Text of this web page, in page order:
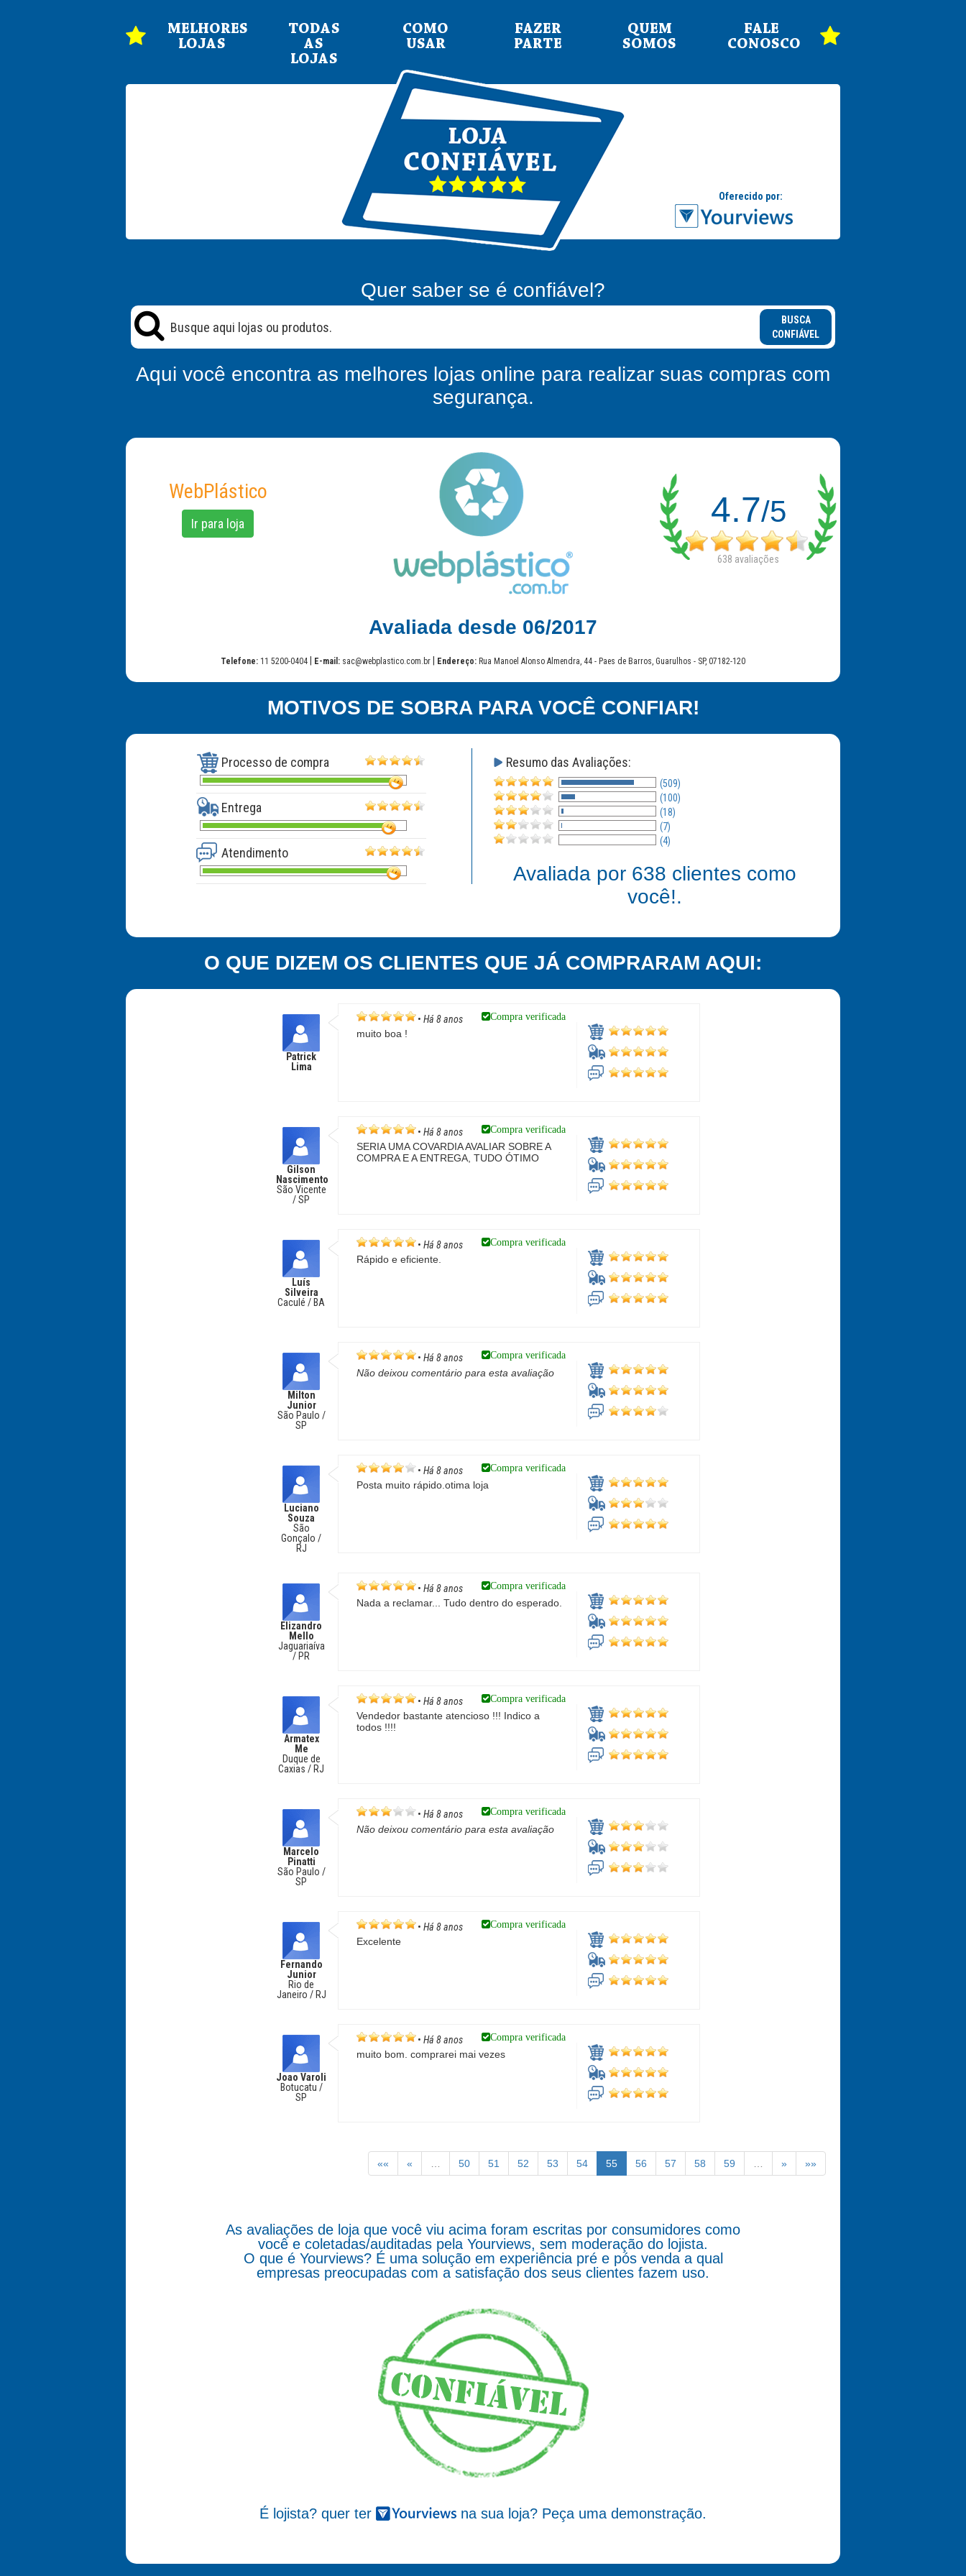
MELHORES
LOJAS
TODAS
AS
LOJAS
COMO
USAR
FAZER
PARTE
QUEM
SOMOS
FALE
CONOSCO
Quer saber se é confiável?
BUSCA
CONFIÁVEL
Aqui você encontra as melhores lojas online para realizar suas compras com
segurança.
WebPlástico
Ir para loja 4.7/5
638 avaliações
Avaliada desde 06/2017
Telefone: 11 5200-0404 E-mail: sac@webplastico.com.br Endereço: Rua Manoel Alonso Almendra, 44 - Paes de Barros, Guarulhos - SP, 07182-120
MOTIVOS DE SOBRA PARA VOCÊ CONFIAR!
Processo de compra
Entrega
Atendimento
Resumo das Avaliações:
(509)
(100)
(18)
(7)
(4)
Avaliada por 638 clientes como
você!.
O QUE DIZEM OS CLIENTES QUE JÁ COMPRARAM AQUI:
Patrick
Lima
• Há 8 anos Compra verificada
muito boa !
Gilson
Nascimento
São Vicente
/ SP
• Há 8 anos Compra verificada
SERIA UMA COVARDIA AVALIAR SOBRE A
COMPRA E A ENTREGA, TUDO ÓTIMO
Luís
Silveira
Caculé / BA
• Há 8 anos Compra verificada
Rápido e eficiente.
Milton
Junior
São Paulo /
SP
• Há 8 anos Compra verificada
Não deixou comentário para esta avaliação
Luciano
Souza
São
Gonçalo /
RJ
• Há 8 anos Compra verificada
Posta muito rápido.otima loja
Elizandro
Mello
Jaguariaíva
/ PR
• Há 8 anos Compra verificada
Nada a reclamar... Tudo dentro do esperado.
Armatex
Me
Duque de
Caxias / RJ
• Há 8 anos Compra verificada
Vendedor bastante atencioso !!! Indico a
todos !!!!
Marcelo
Pinatti
São Paulo /
SP
• Há 8 anos Compra verificada
Não deixou comentário para esta avaliação
Fernando
Junior
Rio de
Janeiro / RJ
• Há 8 anos Compra verificada
Excelente
Joao Varoli
Botucatu /
SP
• Há 8 anos Compra verificada
muito bom. comprarei mai vezes
«« « 50 51 52 53 54 55 56 57 58 59 » »»
As avaliações de loja que você viu acima foram escritas por consumidores como
você e coletadas/auditadas pela Yourviews, sem moderação do lojista.
O que é Yourviews? É uma solução em experiência pré e pós venda a qual
empresas preocupadas com a satisfação dos seus clientes fazem uso.
É lojista? quer ter na sua loja? Peça uma demonstração.